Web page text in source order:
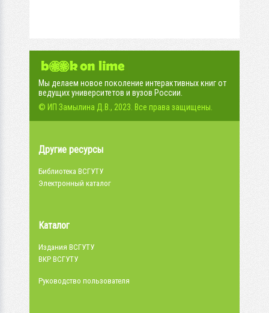
Мы делаем новое поколение интерактивных книг от
ведущих университетов и вузов России.
© ИП Замылина Д.В., 2023. Все права защищены.
Другие ресурсы
Библиотека ВСГУТУ
Электронный каталог
Каталог
Издания ВСГУТУ
ВКР ВСГУТУ
Руководство пользователя